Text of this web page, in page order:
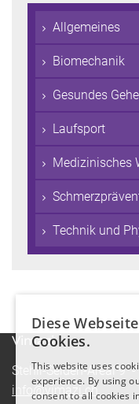
Allgemeines
Biomechanik
Gesundes
Laufsport
Medizinisches
Technik und
Vimazi
Stehli-Seiden-Areal 9
info@vimazi.ch
Diese
Cookies.
This website uses
experience. By using
consent to all cookies